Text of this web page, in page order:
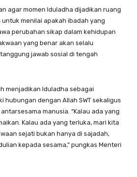
agar momen Iduladha dijadikan ruang
menilai apakah ibadah yang
perubahan sikap dalam kehidupan
yang benar akan selalu
jawab sosial di tengah
menjadikan Iduladha sebagai
hubungan dengan Allah SWT sekaligus
manusia. “Kalau ada yang
Kalau ada yang terluka, mari kita
sejati bukan hanya di sajadah,
kepada sesama,” pungkas Menteri